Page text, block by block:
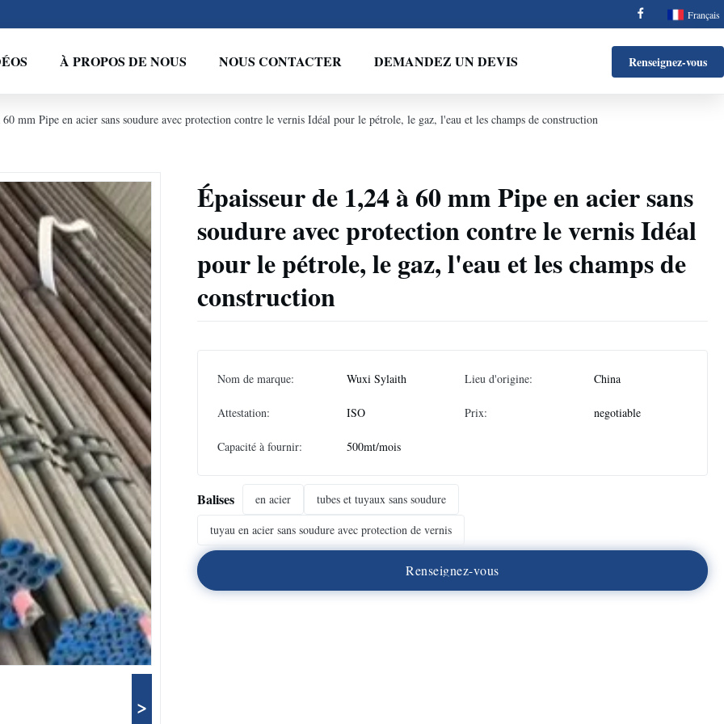
Français
À PROPOS DE NOUS NOUS CONTACTER DEMANDEZ UN DEVIS Renseignez-vous
60 mm Pipe en acier sans soudure avec protection contre le vernis Idéal pour le pétrole, le gaz, l'eau et les champs de construction
>
Épaisseur de 1,24 à 60 mm Pipe en acier sans
soudure avec protection contre le vernis Idéal
pour le pétrole, le gaz, l'eau et les champs de
construction
Nom de marque: Wuxi Sylaith Lieu d'origine: China
Attestation: ISO Prix: negotiable
Capacité à fournir: 500mt/mois
Balises en acier
tubes et tuyaux sans soudure
tuyau en acier sans soudure avec protection de vernis
Renseignez-vous